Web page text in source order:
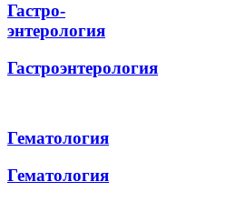
Гастро-
энтерология
Гастроэнтерология
Гематология
Гематология